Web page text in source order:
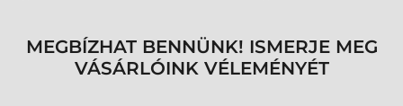
MEGBÍZHAT BENNÜNK! ISMERJE MEG
VÁSÁRLÓINK VÉLEMÉNYÉT